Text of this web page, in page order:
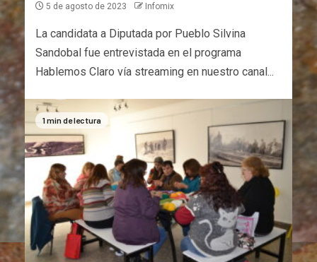
5 de agosto de 2023 Infomix
La candidata a Diputada por Pueblo Silvina
Sandobal fue entrevistada en el programa
Hablemos Claro vía streaming en nuestro canal...
1 min de lectura